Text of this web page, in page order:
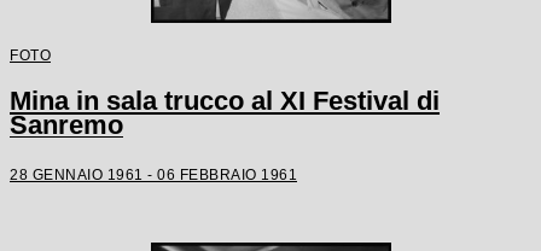
FOTO
Mina in sala trucco al XI Festival di
Sanremo
28 GENNAIO 1961 - 06 FEBBRAIO 1961